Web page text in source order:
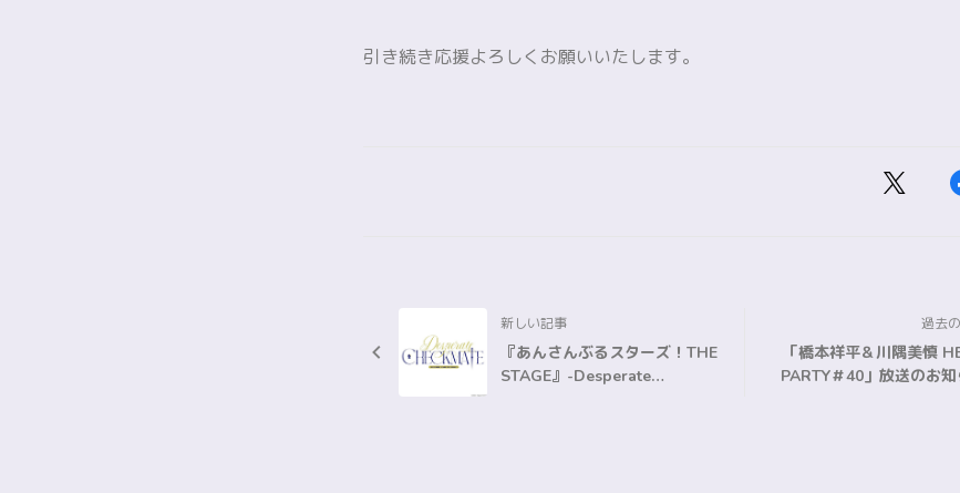
引き続き応援よろしくお願いいたします。
新しい記事
『あんさんぶるスターズ！THE
STAGE』-Desperate
過去
「橋本祥平＆川隅美慎
PARTY＃40」放送のお知